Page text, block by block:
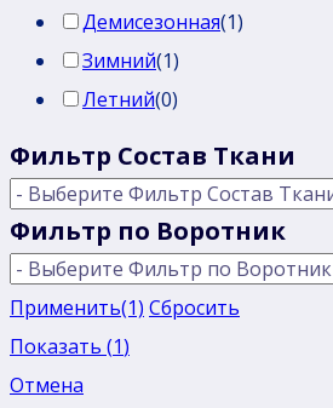
Демисезонная(1)
Зимний(1)
Летний(0)
Фильтр Состав Ткани
Фильтр по Воротник
Применить(1) Сбросить
Показать (1)
Отмена